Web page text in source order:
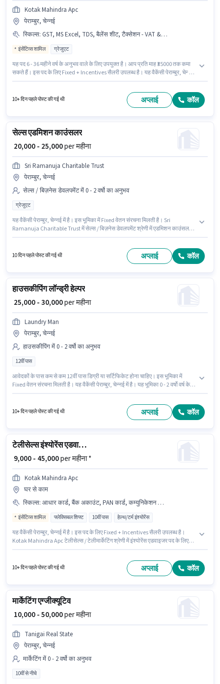
Kotak Mahindra Apc
पेराम्बुर, चेन्नई
स्किल्स: GST, MS Excel, TDS, बैलेंस शीट, टैक्सेशन - VAT & सेल्स टैक्स, टैक्स रिटर्न्स
इंसेंटिव्स शामिल ग्रेजुएट
यह पद 6 - 36 महीने वर्ष के अनुभव वाले के लिए उपयुक्त है। आप प्रति माह ₹35000 तक कमा
सकते हैं। इस पद के लिए Fixed + Incentives सैलरी उपलब्ध है। यह वैकेंसी पेराम्बुर, चेन्नई
अकाउंटेंट श्रेणी में Financial Advisor के रूप में जुड़ें। इस पद के लिए उम्मीदवार के पास
10+ दिन पहले पोस्ट की गई थी अप्लाई कॉल
सेल्स एडमिशन काउंसलर
₹ 20,000 - 25,000per महीना
Sri Ramanuja Charitable Trust
पेराम्बुर, चेन्नई
सेल्स / बिज़नेस डेवलपमेंट में 0 - 2 वर्षो का अनुभव
ग्रेजुएट
यह वैकेंसी पेराम्बुर, चेन्नई में है। इस भूमिका में Fixed वेतन संरचना मिलती है। Sri
Ramanuja Charitable Trust में सेल्स / बिज़नेस डेवलपमेंट श्रेणी में एडमिशन काउंसलर
10 दिन पहले पोस्ट की गई थी अप्लाई कॉल
हाउसकीपिंग लॉन्ड्री हेल्पर
₹ 25,000 - 30,000per महीना
Laundry Man
पेराम्बुर, चेन्नई
हाउसकीपिंग में 0 - 2 वर्षो का अनुभव
12वीं पास
आवेदकों के पास कम से कम 12वीं पास डिग्री या सर्टिफिकेट होना चाहिए। इस भूमिका में
Fixed वेतन संरचना मिलती है। यह वैकेंसी पेराम्बुर, चेन्नई में है। यह भूमिका 0 - 2 वर्षो वर्ष के
10+ दिन पहले पोस्ट की गई थी अप्लाई कॉल
टेलीसेल्स इंश्योरेंस एडवाइजर
₹ 9,000 - 45,000per महीना *
Kotak Mahindra Apc
घर से काम
स्किल्स: आधार कार्ड, बैंक अकाउंट, PAN कार्ड, कम्युनिकेशन स्किल
इंसेंटिव्स शामिल फ्लेक्सिबल शिफ्ट 10वीं पास हेल्थ/टर्म इंश्योरेंस
यह वैकेंसी पेराम्बुर, चेन्नई में है। इस पद के लिए Fixed + Incentives सैलरी उपलब्ध है।
Kotak Mahindra Apc टेलीसेल्स / टेलीमार्केटिंग श्रेणी में इंश्योरेंस एडवाइजर पद के लिए
चाहिए। इस भूमिका के लिए महत्वपूर्ण दस्तावेज़ PAN कार्ड, आधार कार्ड, बैंक अकाउंट
10+ दिन पहले पोस्ट की गई थी अप्लाई कॉल
मार्केटिंग एग्जीक्यूटिव
₹ 10,000 - 50,000per महीना
Tanigai Real State
पेराम्बुर, चेन्नई
मार्केटिंग में 0 - 2 वर्षो का अनुभव
10वीं से नीचे